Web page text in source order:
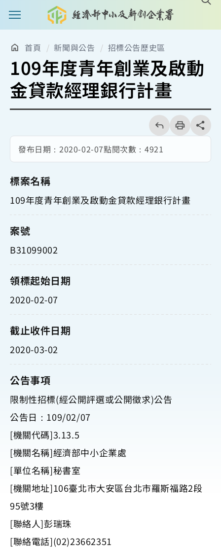
主選單案扭
首頁 新聞與公告 招標公告歷史區
109年度青年創業及啟動
金貸款經理銀行計畫
回
上
一
頁
列
印
share分享
發布日期： 2020-02-07點閱次數： 4921
標案名稱
109年度青年創業及啟動金貸款經理銀行計畫
案號
B31099002
領標起始日期
2020-02-07
截止收件日期
2020-03-02
公告事項
限制性招標(經公開評選或公開徵求)公告
公告日：109/02/07
[機關代碼]3.13.5
[機關名稱]經濟部中小企業處
[單位名稱]秘書室
[機關地址]106臺北市大安區台北市羅斯福路2段
95號3樓
[聯絡人]彭瑞珠
[聯絡電話](02)23662351